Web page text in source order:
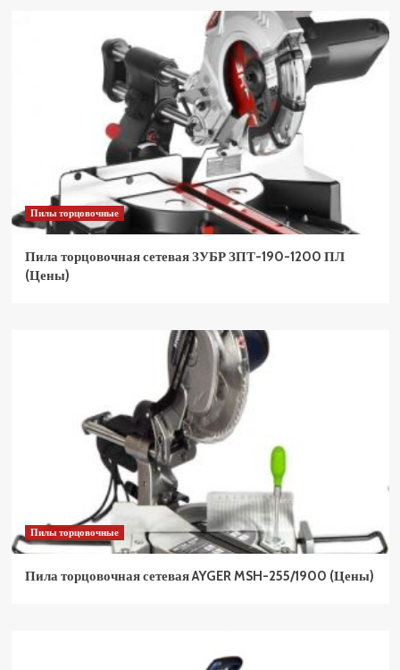
Пилы торцовочные
Пила торцовочная сетевая ЗУБР ЗПТ-190-1200 ПЛ
(Цены)
Пилы торцовочные
Пила торцовочная сетевая AYGER MSH-255/1900 (Цены)